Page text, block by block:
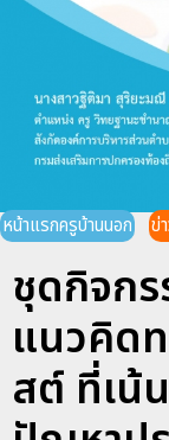
หน้าแรกครูบ้านนอก ข่
ชุดกิจกร
แนวคิด
สต์ ที่เน้